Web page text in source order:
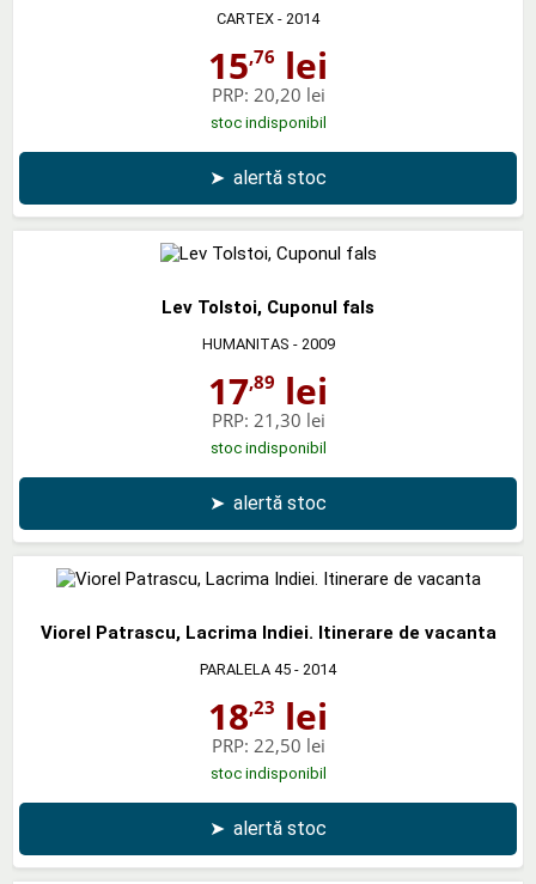
CARTEX - 2014
15,76 lei
PRP: 20,20 lei
stoc indisponibil
➤ alertă stoc
Lev Tolstoi, Cuponul fals
HUMANITAS - 2009
17,89 lei
PRP: 21,30 lei
stoc indisponibil
➤ alertă stoc
Viorel Patrascu, Lacrima Indiei. Itinerare de vacanta
PARALELA 45 - 2014
18,23 lei
PRP: 22,50 lei
stoc indisponibil
➤ alertă stoc